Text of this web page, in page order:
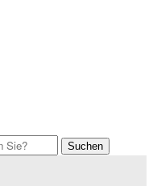
Suchen